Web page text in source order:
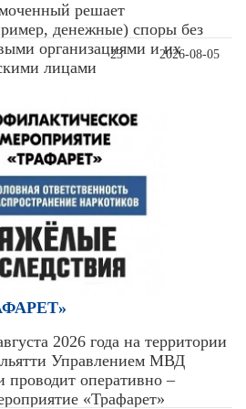
решает
денежные) споры без
организациями и их
лицами
2026-08-05
23
2026 года на территории
Управлением МВД
проводит оперативно –
«Трафарет»